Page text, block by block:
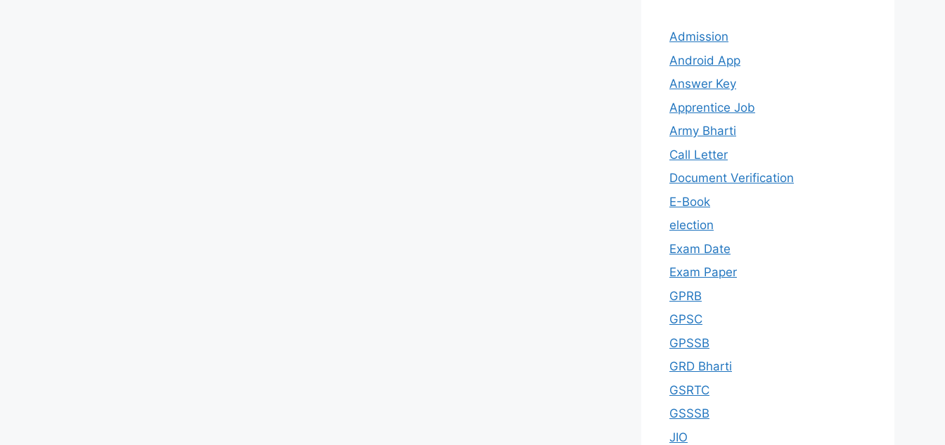
Admission
Android App
Answer Key
Apprentice Job
Army Bharti
Call Letter
Document Verification
E-Book
election
Exam Date
Exam Paper
GPRB
GPSC
GPSSB
GRD Bharti
GSRTC
GSSSB
JIO